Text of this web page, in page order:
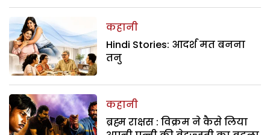
कहानी
Hindi Stories: आदर्श मत बनना
तनु
कहानी
ब्रह्म राक्षस : विक्रम ने कैसे लिया